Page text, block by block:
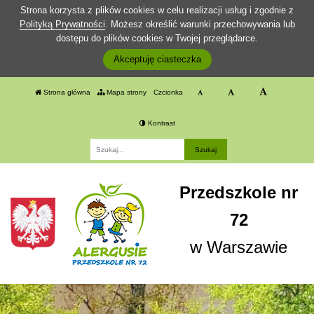
Strona korzysta z plików cookies w celu realizacji usług i zgodnie z
Polityką Prywatności. Możesz określić warunki przechowywania lub
dostępu do plików cookies w Twojej przeglądarce.
Akceptuję ciasteczka
Strona główna Mapa strony Czcionka
Kontrast
Przedszkole nr
72
w Warszawie